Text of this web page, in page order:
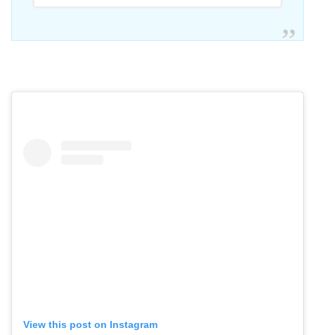
View this post on Instagram